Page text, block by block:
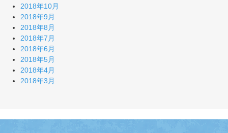
2018年10月
2018年9月
2018年8月
2018年7月
2018年6月
2018年5月
2018年4月
2018年3月